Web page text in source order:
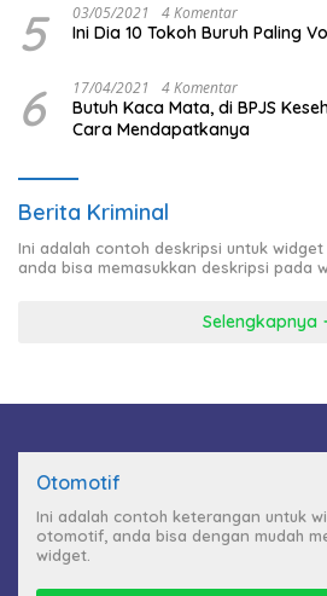
5 03/05/2021 4 Komentar
Ini Dia 10 Tokoh Buruh Paling
6 17/04/2021 4 Komentar
Butuh Kaca Mata, di BPJS
Cara Mendapatkanya
Berita Kriminal
Ini adalah contoh deskripsi untuk
anda bisa memasukkan deskripsi pada
Selengkapnya
Otomotif
Ini adalah contoh keterangan untuk
otomotif, anda bisa dengan mudah
widget.